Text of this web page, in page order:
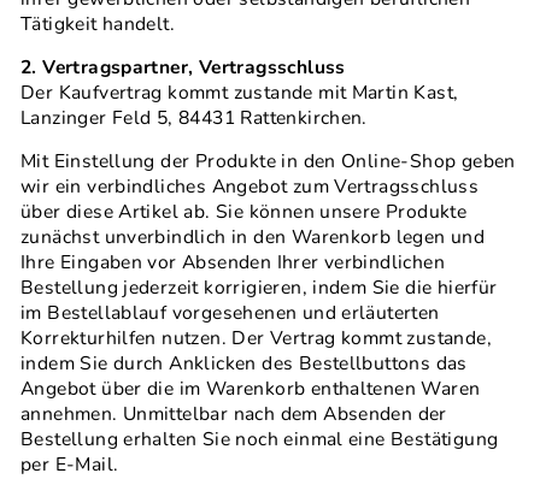
Tätigkeit handelt.
2. Vertragspartner, Vertragsschluss
Der Kaufvertrag kommt zustande mit Martin Kast,
Lanzinger Feld 5, 84431 Rattenkirchen.
Mit Einstellung der Produkte in den Online-Shop geben
wir ein verbindliches Angebot zum Vertragsschluss
über diese Artikel ab. Sie können unsere Produkte
zunächst unverbindlich in den Warenkorb legen und
Ihre Eingaben vor Absenden Ihrer verbindlichen
Bestellung jederzeit korrigieren, indem Sie die hierfür
im Bestellablauf vorgesehenen und erläuterten
Korrekturhilfen nutzen. Der Vertrag kommt zustande,
indem Sie durch Anklicken des Bestellbuttons das
Angebot über die im Warenkorb enthaltenen Waren
annehmen. Unmittelbar nach dem Absenden der
Bestellung erhalten Sie noch einmal eine Bestätigung
per E-Mail.